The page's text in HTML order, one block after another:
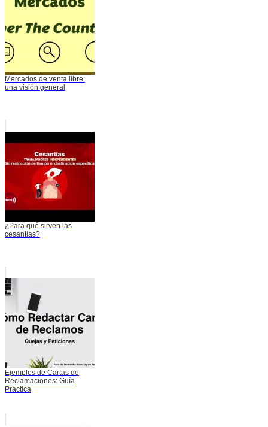
Mercados de venta libre:
una visión general
¿Para qué sirven las
cesantías?
Ejemplos de Cartas de
Reclamaciones: Guía
Práctica